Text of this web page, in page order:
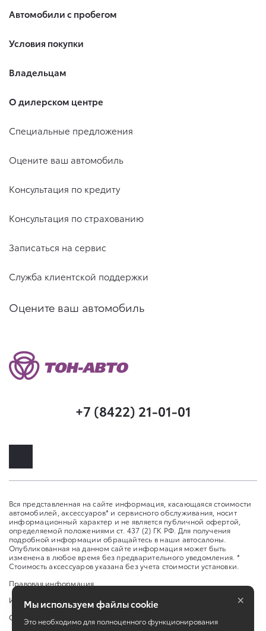
Автомобили с пробегом
Условия покупки
Владельцам
О дилерском центре
Специальные предложения
Оцените ваш автомобиль
Консультация по кредиту
Консультация по страхованию
Записаться на сервис
Служба клиентской поддержки
Оцените ваш автомобиль
+7 (8422) 21-01-01
Вся представленная на сайте информация, касающаяся стоимости
автомобилей, аксессуаров* и сервисного обслуживания, носит
информационный характер и не является публичной офертой,
определяемой положениями ст. 437 (2) ГК РФ. Для получения
подробной информации обращайтесь в наши автосалоны.
Опубликованная на данном сайте информация может быть
изменена в любое время без предварительного уведомления. *
Стоимость аксессуаров указана без учета стоимости установки.
Правовая информация
Изменить настройку cookies
Сбросить cookie
Мы используем файлы cookie
Это необходимо для полноценного функционирования
×